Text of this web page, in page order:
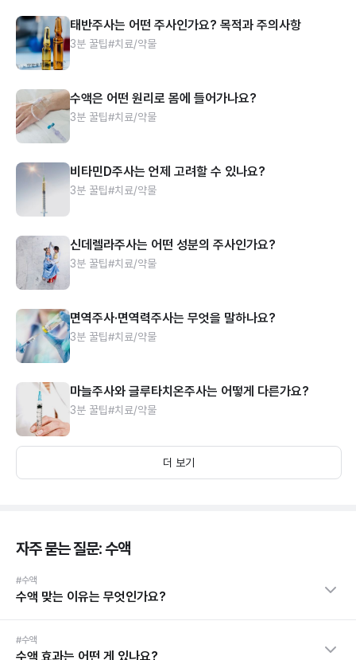
태반주사는 어떤 주사인가요? 목적과 주의사항
3분 꿀팁#치료/약물
수액은 어떤 원리로 몸에 들어가나요?
3분 꿀팁#치료/약물
비타민D주사는 언제 고려할 수 있나요?
3분 꿀팁#치료/약물
신데렐라주사는 어떤 성분의 주사인가요?
3분 꿀팁#치료/약물
면역주사·면역력주사는 무엇을 말하나요?
3분 꿀팁#치료/약물
마늘주사와 글루타치온주사는 어떻게 다른가요?
3분 꿀팁#치료/약물
더 보기
자주 묻는 질문: 수액
#수액
수액 맞는 이유는 무엇인가요?
#수액
수액 효과는 어떤 게 있나요?